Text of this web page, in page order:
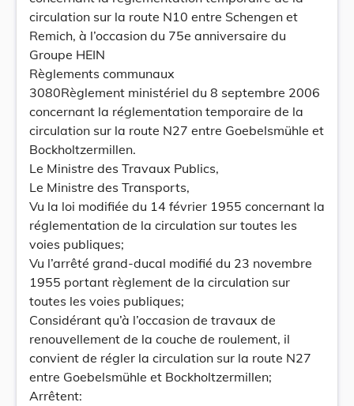
circulation sur la route N10 entre Schengen et
Remich, à l’occasion du 75e anniversaire du
Groupe HEIN
Règlements communaux
3080Règlement ministériel du 8 septembre 2006
concernant la réglementation temporaire de la
circulation sur la route N27 entre Goebelsmühle et
Bockholtzermillen.
Le Ministre des Travaux Publics,
Le Ministre des Transports,
Vu la loi modifiée du 14 février 1955 concernant la
réglementation de la circulation sur toutes les
voies publiques;
Vu l’arrêté grand-ducal modifié du 23 novembre
1955 portant règlement de la circulation sur
toutes les voies publiques;
Considérant qu’à l’occasion de travaux de
renouvellement de la couche de roulement, il
convient de régler la circulation sur la route N27
entre Goebelsmühle et Bockholtzermillen;
Arrêtent: